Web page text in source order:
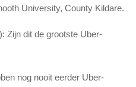
University, County Kildare.
Zijn dit de grootste Uber-
nog nooit eerder Uber-